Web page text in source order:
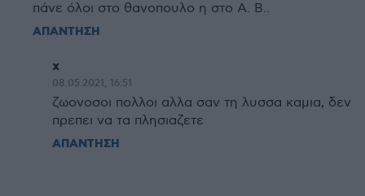
πάνε όλοι στο θανοπουλο η στο Α. Β..
ΑΠΑΝΤΗΣΗ
χ
08.05.2021, 16:51
ζωονοσοι πολλοι αλλα σαν τη λυσσα καμια, δεν
πρεπει να τα πλησιαζετε
ΑΠΑΝΤΗΣΗ